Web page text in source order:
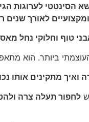
הסינטטי
לאורך שנים
טוף וחלוקי נחל
ביותר. הוא
מתקינים אותו
לחפור תעלה צרה